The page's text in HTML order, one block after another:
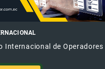
Internacional de Operadores